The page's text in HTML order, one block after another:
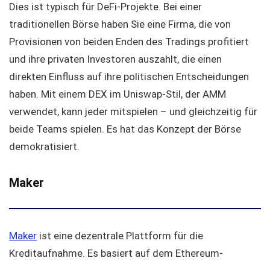
Dies ist typisch für DeFi-Projekte. Bei einer
traditionellen Börse haben Sie eine Firma, die von
Provisionen von beiden Enden des Tradings profitiert
und ihre privaten Investoren auszahlt, die einen
direkten Einfluss auf ihre politischen Entscheidungen
haben. Mit einem DEX im Uniswap-Stil, der AMM
verwendet, kann jeder mitspielen – und gleichzeitig für
beide Teams spielen. Es hat das Konzept der Börse
demokratisiert.
Maker
Maker ist eine dezentrale Plattform für die
Kreditaufnahme. Es basiert auf dem Ethereum-